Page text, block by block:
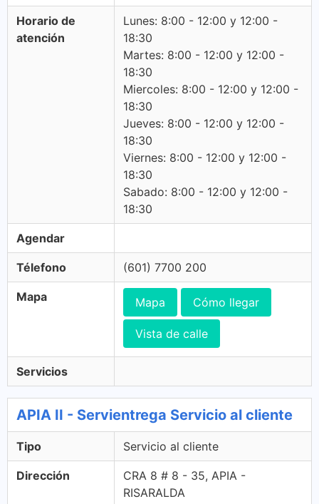
Horario de
atención
Lunes: 8:00 - 12:00 y 12:00 -
18:30
Martes: 8:00 - 12:00 y 12:00 -
18:30
Miercoles: 8:00 - 12:00 y 12:00 -
18:30
Jueves: 8:00 - 12:00 y 12:00 -
18:30
Viernes: 8:00 - 12:00 y 12:00 -
18:30
Sabado: 8:00 - 12:00 y 12:00 -
18:30
Agendar
Télefono (601) 7700 200
Mapa Mapa Cómo llegar
Vista de calle
Servicios
APIA II - Servientrega Servicio al cliente
Tipo Servicio al cliente
Dirección
CRA 8 # 8 - 35, APIA -
RISARALDA